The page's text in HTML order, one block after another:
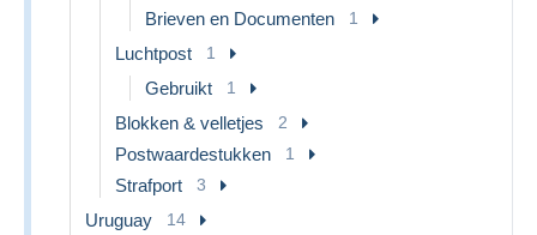
Brieven en Documenten 1
Luchtpost 1
Gebruikt 1
Blokken & velletjes 2
Postwaardestukken 1
Strafport 3
Uruguay 14